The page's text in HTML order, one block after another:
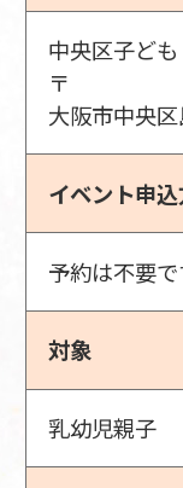
中央区子ど
〒
大阪市中央
イベント申
予約は不要で
対象
乳幼児親子